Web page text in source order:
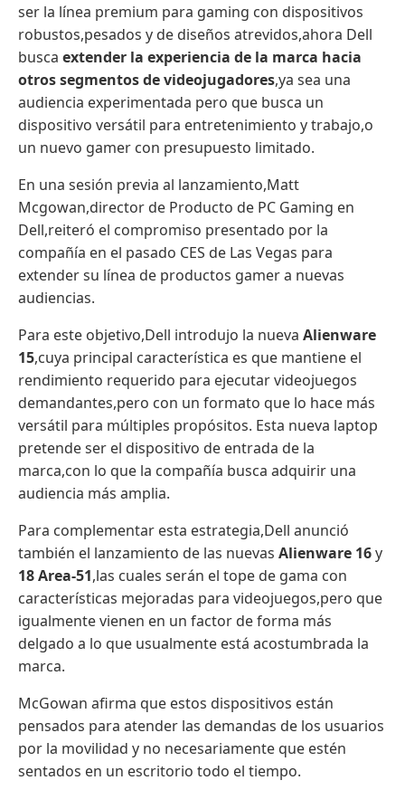
ser la línea premium para gaming con dispositivos
robustos,pesados y de diseños atrevidos,ahora Dell
busca extender la experiencia de la marca hacia
otros segmentos de videojugadores,ya sea una
audiencia experimentada pero que busca un
dispositivo versátil para entretenimiento y trabajo,o
un nuevo gamer con presupuesto limitado.
En una sesión previa al lanzamiento,Matt
Mcgowan,director de Producto de PC Gaming en
Dell,reiteró el compromiso presentado por la
compañía en el pasado CES de Las Vegas para
extender su línea de productos gamer a nuevas
audiencias.
Para este objetivo,Dell introdujo la nueva Alienware
15,cuya principal característica es que mantiene el
rendimiento requerido para ejecutar videojuegos
demandantes,pero con un formato que lo hace más
versátil para múltiples propósitos. Esta nueva laptop
pretende ser el dispositivo de entrada de la
marca,con lo que la compañía busca adquirir una
audiencia más amplia.
Para complementar esta estrategia,Dell anunció
también el lanzamiento de las nuevas Alienware 16y
18 Area-51,las cuales serán el tope de gama con
características mejoradas para videojuegos,pero que
igualmente vienen en un factor de forma más
delgado a lo que usualmente está acostumbrada la
marca.
McGowan afirma que estos dispositivos están
pensados para atender las demandas de los usuarios
por la movilidad y no necesariamente que estén
sentados en un escritorio todo el tiempo.